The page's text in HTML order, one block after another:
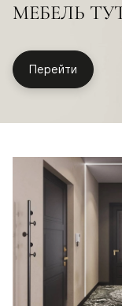
МЕБЕЛЬ
Перейти